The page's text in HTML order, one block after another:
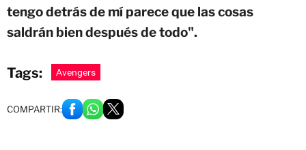
tengo detrás de mí parece que las cosas
saldrán bien después de todo".
Tags: Avengers
COMPARTIR: